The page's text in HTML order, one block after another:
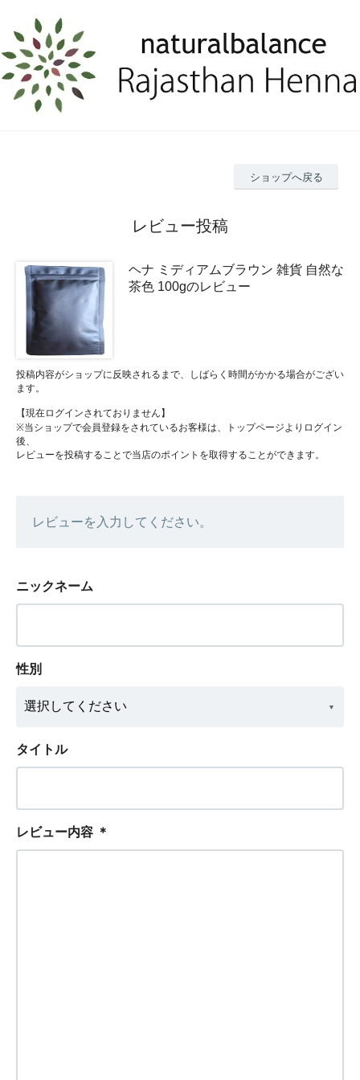
ショップへ戻る
レビュー投稿
ヘナ ミディアムブラウン 雑貨 自然な
茶色 100gのレビュー
投稿内容がショップに反映されるまで、しばらく時間がかかる場合がござい
ます。
【現在ログインされておりません】
※当ショップで会員登録をされているお客様は、トップページよりログイン
後、
レビューを投稿することで当店のポイントを取得することができます。
レビューを入力してください。
ニックネーム
性別
タイトル
レビュー内容 ＊